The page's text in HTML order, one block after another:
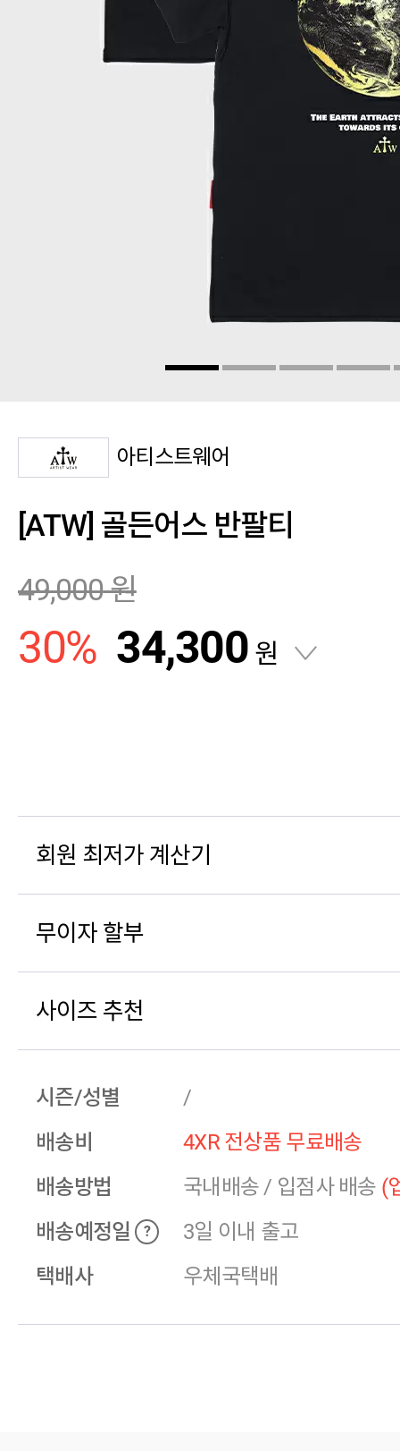
아티스트웨어
[ATW] 골든어스 반팔티
49,000원
30% 34,300 원
회원 최저가 계산기
무이자 할부
사이즈 추천
시즌/성별
/
배송비
4XR 전상품 무료배송
배송방법
국내배송 / 입점사 배송 (
배송예정일
?
3일 이내 출고
택배사
우체국택배